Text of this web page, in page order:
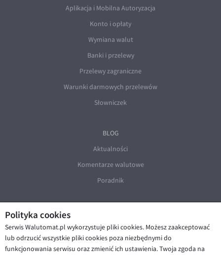
Polityka cookies
Serwis Walutomat.pl wykorzystuje pliki cookies. Możesz zaakceptować
lub odrzucić wszystkie pliki cookies poza niezbędnymi do
funkcjonowania serwisu oraz zmienić ich ustawienia. Twoja zgoda na
Aplikacja i Mobilna Autoryzacja
Konto i opłaty
Wymiana walut
Banki i przelewy
Przelewy zagraniczne
Warunki darmowych przelewów
Słowniczek
BLOG
Aktualności
Komentarze walutowe
Poradnik
© Walutomat 2026 | Regulaminy |